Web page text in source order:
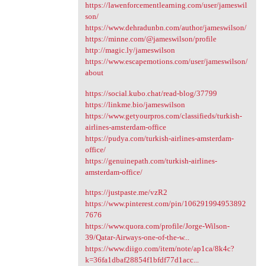
https://lawenforcementlearning.com/user/jameswil
son/
https://www.dehradunbn.com/author/jameswilson/
https://minne.com/@jameswilson/profile
http://magic.ly/jameswilson
https://www.escapemotions.com/user/jameswilson/
about
https://social.kubo.chat/read-blog/37799
https://linkme.bio/jameswilson
https://www.getyourpros.com/classifieds/turkish-
airlines-amsterdam-office
https://pudya.com/turkish-airlines-amsterdam-
office/
https://genuinepath.com/turkish-airlines-
amsterdam-office/
https://justpaste.me/vzR2
https://www.pinterest.com/pin/106291994953892
7676
https://www.quora.com/profile/Jorge-Wilson-
39/Qatar-Airways-one-of-the-w...
https://www.diigo.com/item/note/ap1ca/8k4c?
k=36fa1dbaf28854f1bfdf77d1acc...